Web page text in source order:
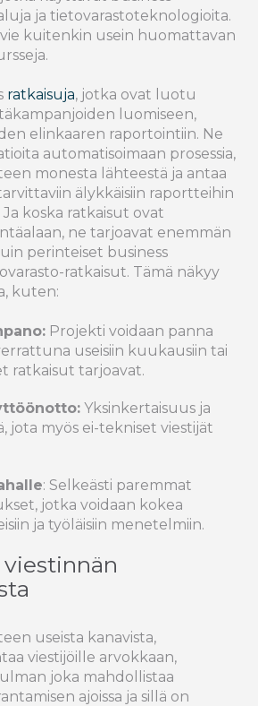
ja tietovarastoteknologioita.
kuitenkin usein huomattavan
ratkaisuja, jotka ovat luotu
luomiseen,
elinkaaren raportointiin. Ne
automatisoimaan prosessia,
monesta lähteestä ja antaa
älykkäisiin raportteihin
koska ratkaisut ovat
ne tarjoavat enemmän
perinteiset business
ratkaisut. Tämä näkyy
kuten:
Projekti voidaan panna
useisiin kuukausiin tai
ratkaisut tarjoavat.
Yksinkertaisuus ja
jota myös ei-tekniset viestijät
: Selkeästi paremmat
jotka voidaan kokea
ja työläisiin menetelmiin.
useista kanavista,
viestijöille arvokkaan,
joka mahdollistaa
ajoissa ja sillä on